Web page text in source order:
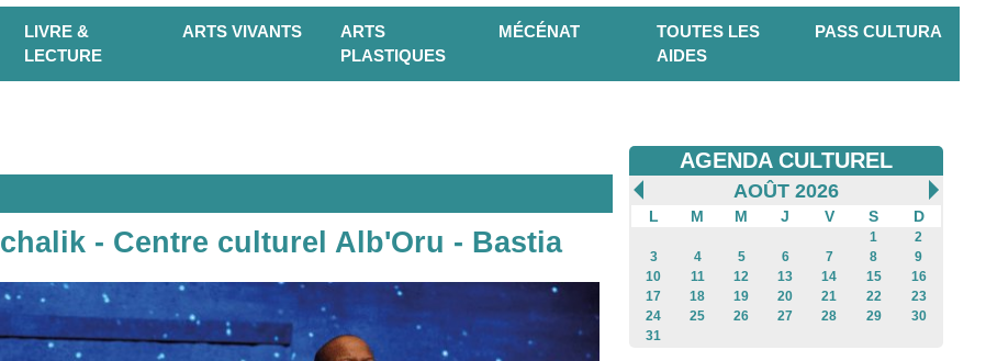
LIVRE &
LECTURE
ARTS VIVANTS
ARTS
PLASTIQUES
MÉCÉNAT
TOUTES LES
AIDES
PASS CULTURA
- Centre culturel Alb'Oru - Bastia
AGENDA CULTUREL
AOÛT 2026
L M M J V S D
1
2
3
4 5 6 7 8
9
10
11 12 13 14 15
16
17
18 19 20 21 22
23
24
25 26 27 28 29
30
31